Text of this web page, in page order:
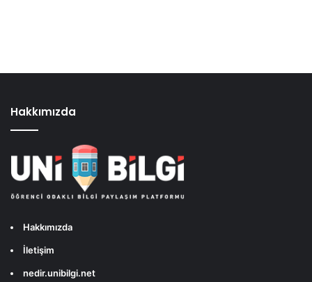
Hakkımızda
Hakkımızda
İletişim
nedir.unibilgi.net